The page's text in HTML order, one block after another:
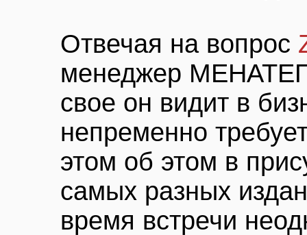
Отвечая на вопрос
менеджер
свое он видит в
непременно
этом об этом в
самых разных
время встречи